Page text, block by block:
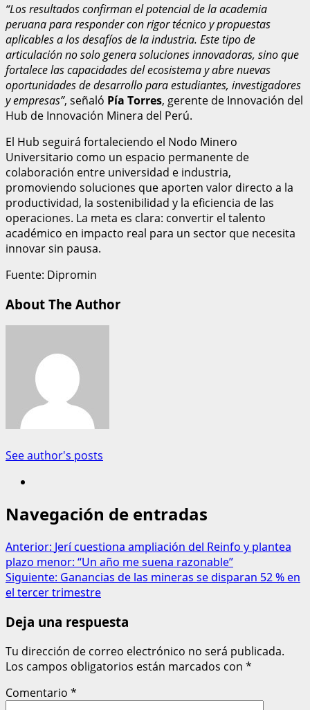
“Los resultados confirman el potencial de la academia
peruana para responder con rigor técnico y propuestas
aplicables a los desafíos de la industria. Este tipo de
articulación no solo genera soluciones innovadoras, sino que
fortalece las capacidades del ecosistema y abre nuevas
oportunidades de desarrollo para estudiantes, investigadores
y empresas”, señaló Pía Torres, gerente de Innovación del
Hub de Innovación Minera del Perú.
El Hub seguirá fortaleciendo el Nodo Minero
Universitario como un espacio permanente de
colaboración entre universidad e industria,
promoviendo soluciones que aporten valor directo a la
productividad, la sostenibilidad y la eficiencia de las
operaciones. La meta es clara: convertir el talento
académico en impacto real para un sector que necesita
innovar sin pausa.
Fuente: Dipromin
About The Author
See author's posts
Navegación de entradas
Anterior: Jerí cuestiona ampliación del Reinfo y plantea
plazo menor: “Un año me suena razonable”
Siguiente: Ganancias de las mineras se disparan 52 % en
el tercer trimestre
Deja una respuesta
Tu dirección de correo electrónico no será publicada.
Los campos obligatorios están marcados con *
Comentario *